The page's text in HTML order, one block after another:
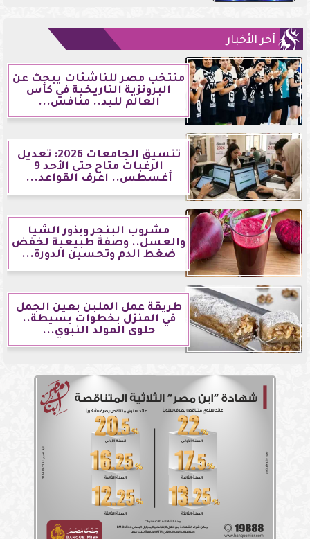
آخر الأخبار
منتخب مصر للناشئات يبحث عن
البرونزية التاريخية في كأس
العالم لليد.. منافس...
تنسيق الجامعات 2026: تعديل
الرغبات متاح حتى الأحد 9
أغسطس.. اعرف القواعد...
مشروب البنجر وبذور الشيا
والعسل.. وصفة طبيعية لخفض
ضغط الدم وتحسين الدورة...
طريقة عمل الملبن بعين الجمل
في المنزل بخطوات بسيطة..
حلوى المولد النبوي...